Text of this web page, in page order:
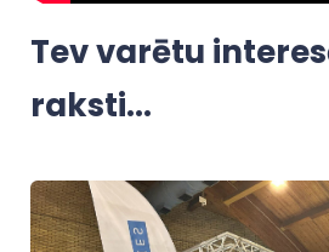
Tev varētu
raksti...